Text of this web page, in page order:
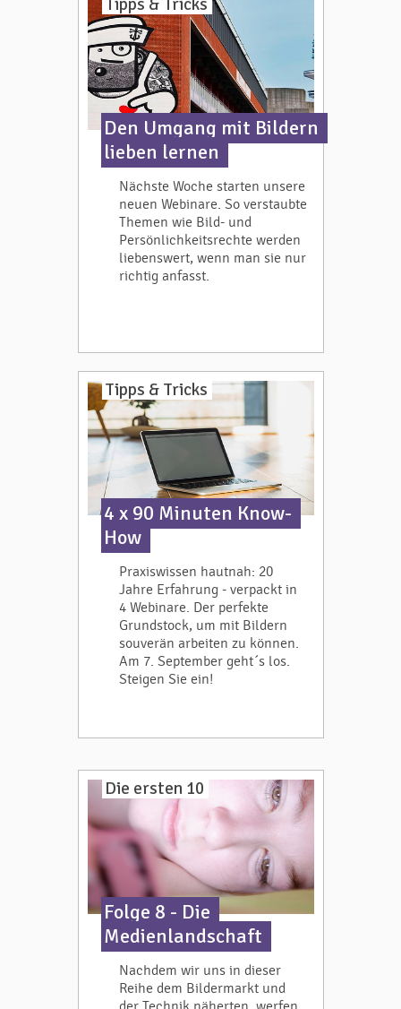
Tipps & Tricks
Den Umgang mit Bildern
lieben lernen
Nächste Woche starten unsere
neuen Webinare. So verstaubte
Themen wie Bild- und
Persönlichkeitsrechte werden
liebenswert, wenn man sie nur
richtig anfasst.
Tipps & Tricks
4 x 90 Minuten Know-
How
Praxiswissen hautnah: 20
Jahre Erfahrung - verpackt in
4 Webinare. Der perfekte
Grundstock, um mit Bildern
souverän arbeiten zu können.
Am 7. September geht´s los.
Steigen Sie ein!
Die ersten 10
Folge 8 - Die
Medienlandschaft
Nachdem wir uns in dieser
Reihe dem Bildermarkt und